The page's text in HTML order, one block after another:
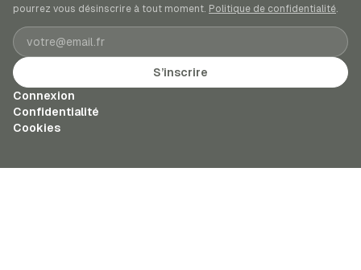
pourrez vous désinscrire à tout moment. Politique de confidentialité.
Adresse e-mail
S’inscrire
Connexion
Confidentialité
Cookies